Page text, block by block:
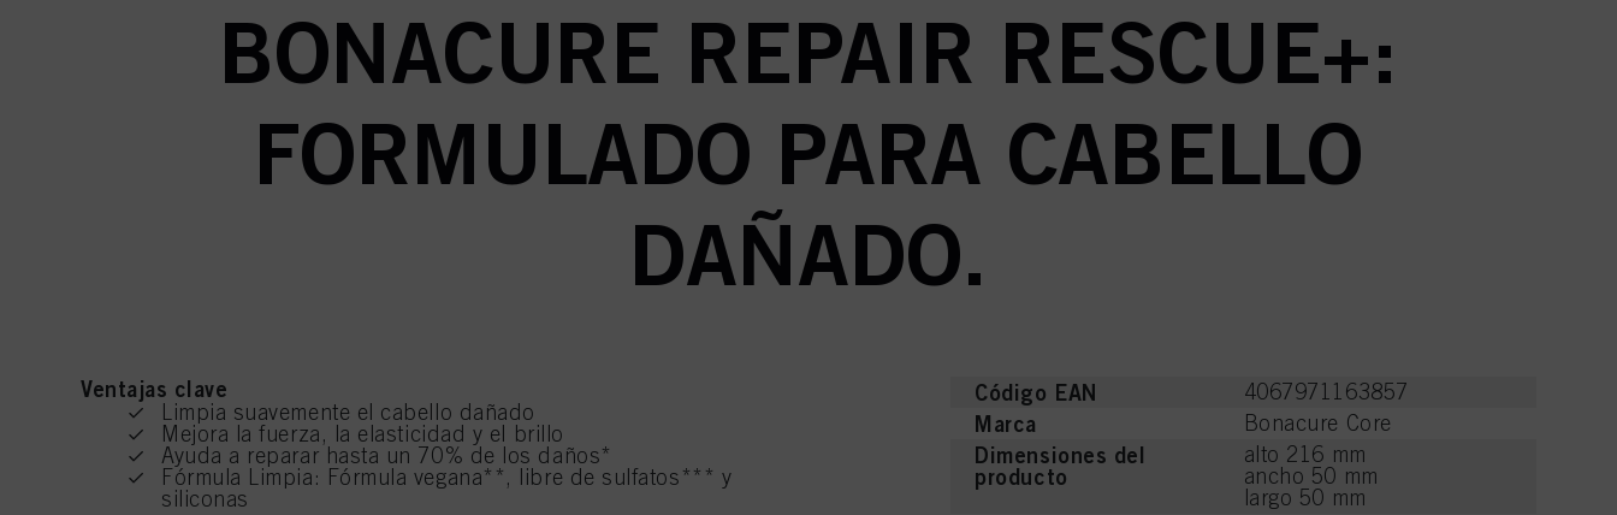
BONACURE REPAIR RESCUE+:
FORMULADO PARA CABELLO
DAÑADO.
Ventajas clave
Limpia suavemente el cabello dañado
Mejora la fuerza, la elasticidad y el brillo
Ayuda a reparar hasta un 70% de los daños*
Fórmula Limpia: Fórmula vegana**, libre de sulfatos*** y
siliconas
Código EAN 4067971163857
Marca Bonacure Core
Dimensiones del
producto
alto 216 mm
ancho 50 mm
largo 50 mm